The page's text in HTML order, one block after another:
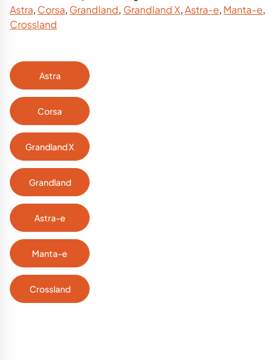
Astra, Corsa, Grandland, Grandland X,Astra-e, Manta-e,
Crossland
Astra
Corsa
Grandland X
Grandland
Astra-e
Manta-e
Crossland